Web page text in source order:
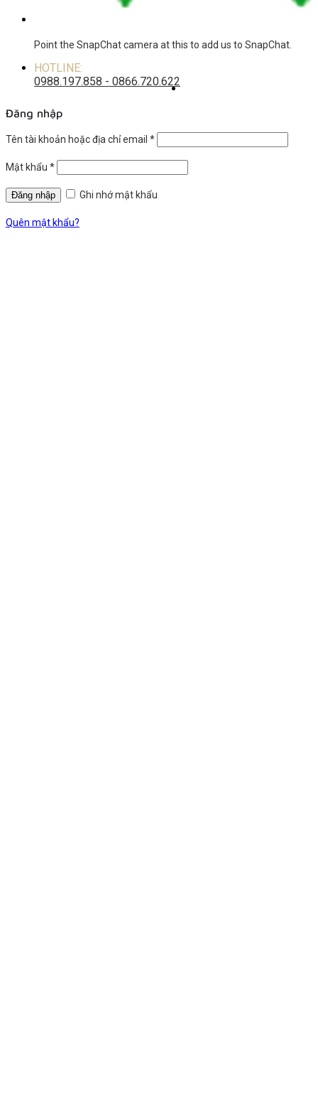
Point the SnapChat camera at this to add us to SnapChat.
HOTLINE:
0988.197.858 - 0866.720.622
Đăng nhập
Tên tài khoản hoặc địa chỉ email *
Mật khẩu *
Ghi nhớ mật khẩu
Quên mật khẩu?